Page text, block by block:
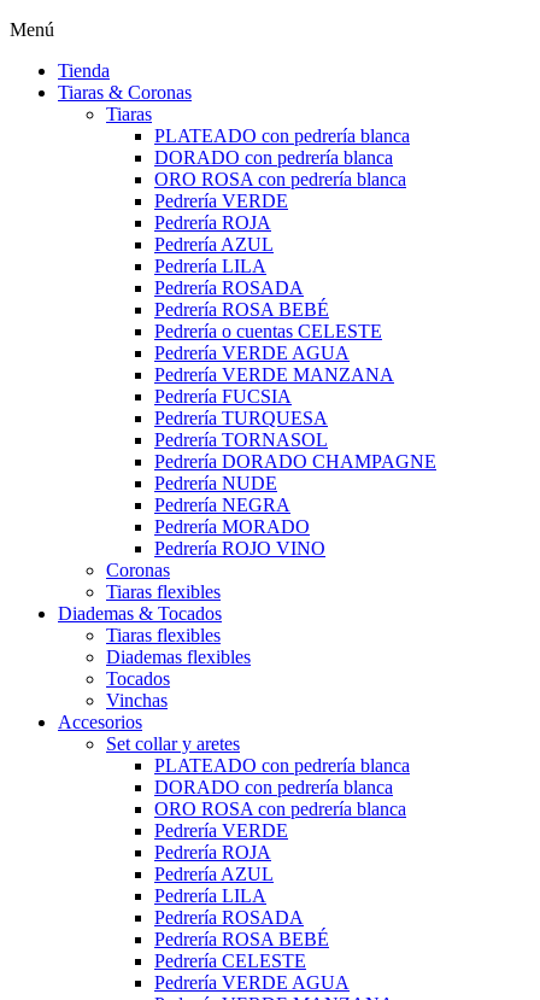
Menú
Tienda
Tiaras & Coronas
Tiaras
PLATEADO con pedrería blanca
DORADO con pedrería blanca
ORO ROSA con pedrería blanca
Pedrería VERDE
Pedrería ROJA
Pedrería AZUL
Pedrería LILA
Pedrería ROSADA
Pedrería ROSA BEBÉ
Pedrería o cuentas CELESTE
Pedrería VERDE AGUA
Pedrería VERDE MANZANA
Pedrería FUCSIA
Pedrería TURQUESA
Pedrería TORNASOL
Pedrería DORADO CHAMPAGNE
Pedrería NUDE
Pedrería NEGRA
Pedrería MORADO
Pedrería ROJO VINO
Coronas
Tiaras flexibles
Diademas & Tocados
Tiaras flexibles
Diademas flexibles
Tocados
Vinchas
Accesorios
Set collar y aretes
PLATEADO con pedrería blanca
DORADO con pedrería blanca
ORO ROSA con pedrería blanca
Pedrería VERDE
Pedrería ROJA
Pedrería AZUL
Pedrería LILA
Pedrería ROSADA
Pedrería ROSA BEBÉ
Pedrería CELESTE
Pedrería VERDE AGUA